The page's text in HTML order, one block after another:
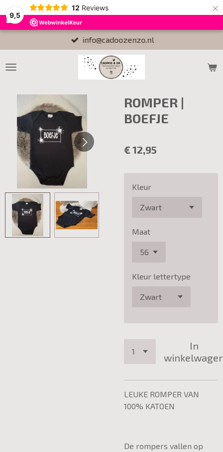
9,5
12 Reviews ×
info@cadoozenzo.nl
ROMPER |
BOEFJE
€ 12,95
Kleur
Maat
Kleur lettertype
In
LEUKE ROMPER VAN
100% KATOEN
De rompers vallen op